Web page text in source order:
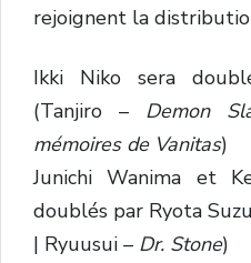
rejoignent la
Ikki Niko sera
(Tanjiro – Demon
mémoires de Vanitas)
Junichi Wanima et
doublés par Ryota
| Ryuusui – Dr. Stone)